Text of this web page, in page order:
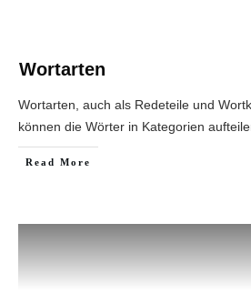
Wortarten
Wortarten, auch als Redeteile und
können die Wörter in Kategorien
Read More